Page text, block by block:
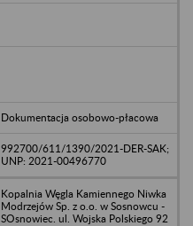
Dokumentacja osobowo-płacowa
992700/611/1390/2021-DER-SAK;
UNP: 2021-00496770
Kopalnia Węgla Kamiennego Niwka
Modrzejów Sp. z o.o. w Sosnowcu -
SOsnowiec. ul. Wojska Polskiego 92